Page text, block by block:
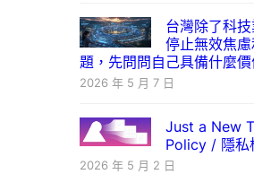
台灣除了科
停止無效焦
題，先問問自己具備什麼價
2026 年 5 月 7 日
Just a New
Policy / 隱私
2026 年 5 月 2 日